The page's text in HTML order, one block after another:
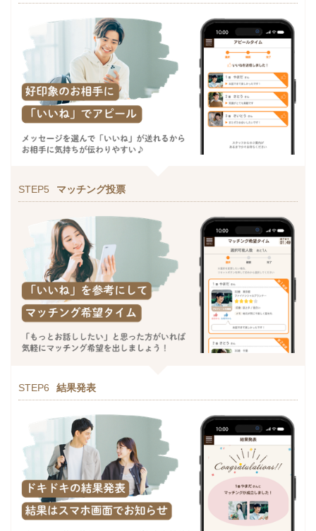
STEP5 マッチング投票
STEP6 結果発表